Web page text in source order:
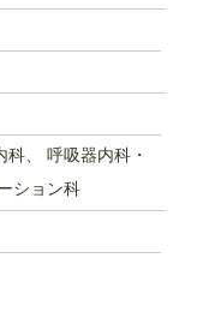
、 呼吸器内科・
ション科